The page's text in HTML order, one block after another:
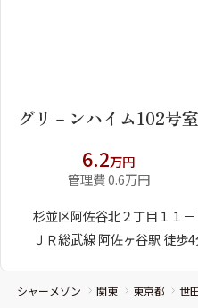
グリ－ンハイム102号室
6.2万円
管理費 0.6万円
杉並区阿佐谷北２丁目１１－
ＪＲ総武線 阿佐ヶ谷駅 徒歩
シャーメゾン 関東 東京都 世